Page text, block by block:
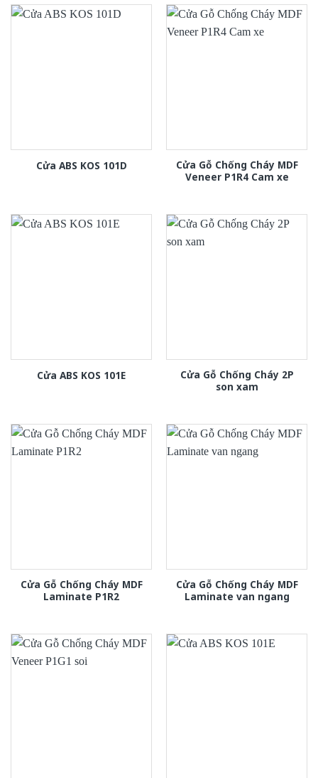
Cửa ABS KOS 101D
Cửa Gỗ Chống Cháy MDF
Veneer P1R4 Cam xe
Cửa ABS KOS 101E
Cửa Gỗ Chống Cháy 2P
son xam
Cửa Gỗ Chống Cháy MDF
Laminate P1R2
Cửa Gỗ Chống Cháy MDF
Laminate van ngang